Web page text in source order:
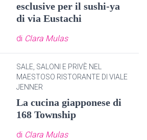
esclusive per il sushi-ya
di via Eustachi
di Clara Mulas
SALE, SALONI E PRIVÈ NEL
MAESTOSO RISTORANTE DI VIALE
JENNER
La cucina giapponese di
168 Township
di Clara Mulas